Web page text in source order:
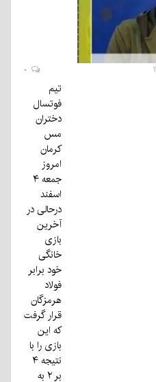
تیم
فوتسال
دختران
مس
کرمان
امروز
جمعه ۴
اسفند
درحالی در
آخرین
بازی
خانگی
خود برابر
فولاد
هرمزگان
قرار گرفت
که این
بازی را با
نتیجه ۴
بر ۲ به